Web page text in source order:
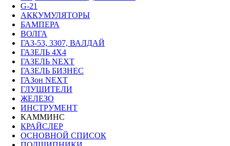
G-21
АККУМУЛЯТОРЫ
БАМПЕРА
ВОЛГА
ГАЗ-53, 3307, ВАЛДАЙ
ГАЗЕЛЬ 4Х4
ГАЗЕЛЬ NEXT
ГАЗЕЛЬ БИЗНЕС
ГАЗон NEXT
ГЛУШИТЕЛИ
ЖЕЛЕЗО
ИНСТРУМЕНТ
КАММИНС
КРАЙСЛЕР
ОСНОВНОЙ СПИСОК